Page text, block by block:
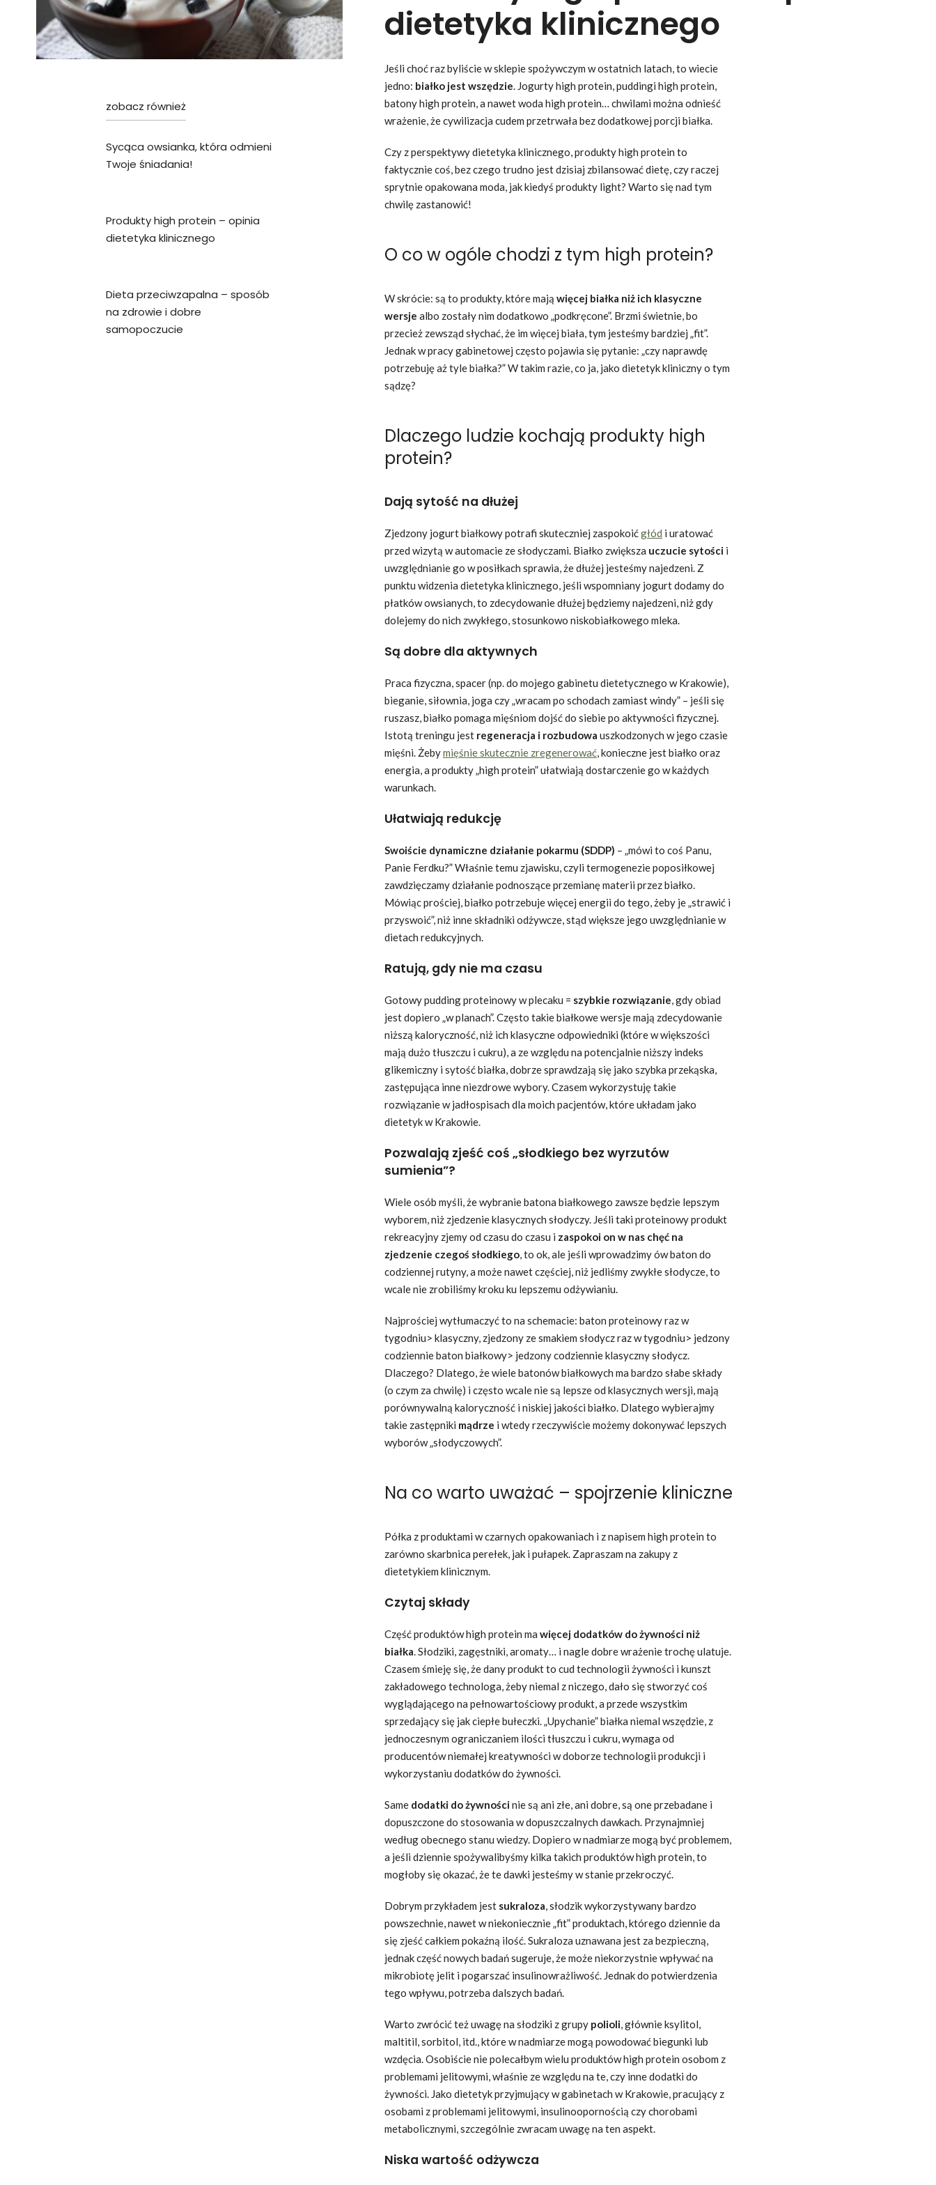
Sycąca owsianka, która odmieni
Twoje śniadania!
Produkty high protein – opinia
dietetyka klinicznego
Dieta przeciwzapalna – sposób
na zdrowie i dobre
samopoczucie
dietetyka klinicznego
Jeśli choć raz byliście w sklepie spożywczym w ostatnich latach, to wiecie
jedno: białko jest wszędzie. Jogurty high protein, puddingi high protein,
batony high protein, a nawet woda high protein… chwilami można odnieść
wrażenie, że cywilizacja cudem przetrwała bez dodatkowej porcji białka.
Czy z perspektywy dietetyka klinicznego, produkty high protein to
faktycznie coś, bez czego trudno jest dzisiaj zbilansować dietę, czy raczej
sprytnie opakowana moda, jak kiedyś produkty light? Warto się nad tym
chwilę zastanowić!
O co w ogóle chodzi z tym high protein?
W skrócie: są to produkty, które mają więcej białka niż ich klasyczne
wersje albo zostały nim dodatkowo „podkręcone”. Brzmi świetnie, bo
przecież zewsząd słychać, że im więcej biała, tym jesteśmy bardziej „fit”.
Jednak w pracy gabinetowej często pojawia się pytanie: „czy naprawdę
potrzebuję aż tyle białka?” W takim razie, co ja, jako dietetyk kliniczny o tym
sądzę?
Dlaczego ludzie kochają produkty high
protein?
Dają sytość na dłużej
Zjedzony jogurt białkowy potrafi skuteczniej zaspokoićgłód i uratować
przed wizytą w automacie ze słodyczami. Białko zwiększa uczucie sytości i
uwzględnianie go w posiłkach sprawia, że dłużej jesteśmy najedzeni. Z
punktu widzenia dietetyka klinicznego, jeśli wspomniany jogurt dodamy do
płatków owsianych, to zdecydowanie dłużej będziemy najedzeni, niż gdy
dolejemy do nich zwykłego, stosunkowo niskobiałkowego mleka.
Są dobre dla aktywnych
Praca fizyczna, spacer (np. do mojego gabinetu dietetycznego w Krakowie),
bieganie, siłownia, joga czy „wracam po schodach zamiast windy” – jeśli się
ruszasz, białko pomaga mięśniom dojść do siebie po aktywności fizycznej.
Istotą treningu jest regeneracja i rozbudowa uszkodzonych w jego czasie
mięśni. Żebymięśnie skutecznie zregenerować, konieczne jest białko oraz
energia, a produkty „high protein” ułatwiają dostarczenie go w każdych
warunkach.
Ułatwiają redukcję
Swoiście dynamiczne działanie pokarmu (SDDP) – „mówi to coś Panu,
Panie Ferdku?” Właśnie temu zjawisku, czyli termogenezie poposiłkowej
zawdzięczamy działanie podnoszące przemianę materii przez białko.
Mówiąc prościej, białko potrzebuje więcej energii do tego, żeby je „strawić i
przyswoić”, niż inne składniki odżywcze, stąd większe jego uwzględnianie w
dietach redukcyjnych.
Ratują, gdy nie ma czasu
Gotowy pudding proteinowy w plecaku = szybkie rozwiązanie, gdy obiad
jest dopiero „w planach”. Często takie białkowe wersje mają zdecydowanie
niższą kaloryczność, niż ich klasyczne odpowiedniki (które w większości
mają dużo tłuszczu i cukru), a ze względu na potencjalnie niższy indeks
glikemiczny i sytość białka, dobrze sprawdzają się jako szybka przekąska,
zastępująca inne niezdrowe wybory. Czasem wykorzystuję takie
rozwiązanie w jadłospisach dla moich pacjentów, które układam jako
dietetyk w Krakowie.
Pozwalają zjeść coś „słodkiego bez wyrzutów
sumienia”?
Wiele osób myśli, że wybranie batona białkowego zawsze będzie lepszym
wyborem, niż zjedzenie klasycznych słodyczy. Jeśli taki proteinowy produkt
rekreacyjny zjemy od czasu do czasu i zaspokoi on w nas chęć na
zjedzenie czegoś słodkiego, to ok, ale jeśli wprowadzimy ów baton do
codziennej rutyny, a może nawet częściej, niż jedliśmy zwykłe słodycze, to
wcale nie zrobiliśmy kroku ku lepszemu odżywianiu.
Najprościej wytłumaczyć to na schemacie: baton proteinowy raz w
tygodniu> klasyczny, zjedzony ze smakiem słodycz raz w tygodniu> jedzony
codziennie baton białkowy> jedzony codziennie klasyczny słodycz.
Dlaczego? Dlatego, że wiele batonów białkowych ma bardzo słabe składy
(o czym za chwilę) i często wcale nie są lepsze od klasycznych wersji, mają
porównywalną kaloryczność i niskiej jakości białko. Dlatego wybierajmy
takie zastępniki mądrze i wtedy rzeczywiście możemy dokonywać lepszych
wyborów „słodyczowych”.
Na co warto uważać – spojrzenie kliniczne
Półka z produktami w czarnych opakowaniach i z napisem high protein to
zarówno skarbnica perełek, jak i pułapek. Zapraszam na zakupy z
dietetykiem klinicznym.
Czytaj składy
Część produktów high protein ma więcej dodatków do żywności niż
białka. Słodziki, zagęstniki, aromaty… i nagle dobre wrażenie trochę ulatuje.
Czasem śmieję się, że dany produkt to cud technologii żywności i kunszt
zakładowego technologa, żeby niemal z niczego, dało się stworzyć coś
wyglądającego na pełnowartościowy produkt, a przede wszystkim
sprzedający się jak ciepłe bułeczki. „Upychanie” białka niemal wszędzie, z
jednoczesnym ograniczaniem ilości tłuszczu i cukru, wymaga od
producentów niemałej kreatywności w doborze technologii produkcji i
wykorzystaniu dodatków do żywności.
Same dodatki do żywnościnie są ani złe, ani dobre, są one przebadane i
dopuszczone do stosowania w dopuszczalnych dawkach. Przynajmniej
według obecnego stanu wiedzy. Dopiero w nadmiarze mogą być problemem,
a jeśli dziennie spożywalibyśmy kilka takich produktów high protein, to
mogłoby się okazać, że te dawki jesteśmy w stanie przekroczyć.
Dobrym przykładem jest sukraloza, słodzik wykorzystywany bardzo
powszechnie, nawet w niekoniecznie „fit” produktach, którego dziennie da
się zjeść całkiem pokaźną ilość. Sukraloza uznawana jest za bezpieczną,
jednak część nowych badań sugeruje, że może niekorzystnie wpływać na
mikrobiotę jelit i pogarszać insulinowrażliwość. Jednak do potwierdzenia
tego wpływu, potrzeba dalszych badań.
Warto zwrócić też uwagę na słodziki z grupy polioli, głównie ksylitol,
maltitil, sorbitol, itd., które w nadmiarze mogą powodować biegunki lub
wzdęcia. Osobiście nie polecałbym wielu produktów high protein osobom z
problemami jelitowymi, właśnie ze względu na te, czy inne dodatki do
żywności. Jako dietetyk przyjmujący w gabinetach w Krakowie, pracujący z
osobami z problemami jelitowymi, insulinoopornością czy chorobami
metabolicznymi, szczególnie zwracam uwagę na ten aspekt.
Niska wartość odżywcza